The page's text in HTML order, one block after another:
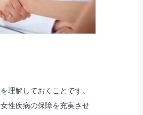
理解しておくことです。
性疾病の保障を充実させ